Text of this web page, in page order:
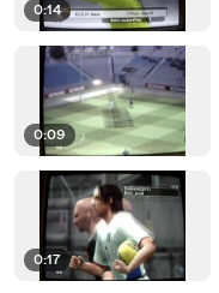
0:14
0:09
0:17